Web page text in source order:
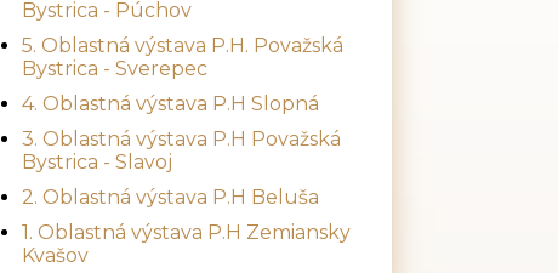
Bystrica - Púchov
5. Oblastná výstava P.H. Považská
Bystrica - Sverepec
4. Oblastná výstava P.H Slopná
3. Oblastná výstava P.H Považská
Bystrica - Slavoj
2. Oblastná výstava P.H Beluša
1. Oblastná výstava P.H Zemiansky
Kvašov